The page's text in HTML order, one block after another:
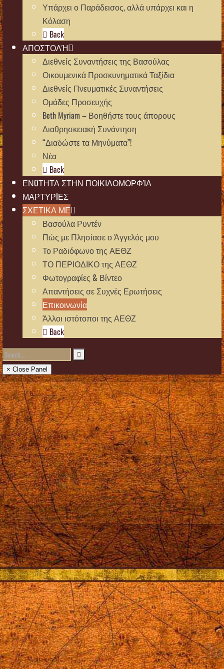
Υπάρχει ο Παράδεισος, αλλά υπάρχει και η
Κόλαση
Back
ΑΠΟΣΤΟΛΉ
Διεθνείς Συναντήσεις της Βασούλας
Οικουμενικά Προσκυνηματικά Ταξίδια
Διεθνείς Πνευματικές Συναντήσεις
Ομάδες Προσευχής
Beth Myriam – Βοηθήστε τους άπορους
Διαθρησκειακή Συνάντηση
“Διαδώστε τα Μηνύματα”!
Νέα
Back
ΕΝOΤΗΤΑ ΣΤΗΝ ΠΟΙΚΙΛΟΜΟΡΦΊΑ
ΜΑΡΤΥΡIΕΣ
ΣΧΕΤΙΚΑ ΜΕ
Βασούλα Ρυντέν
Πώς με Πλησίασε ο Άγγελός μου
Το Ραδιόφωνο της ΑΕΘΖ
ΤΟ ΠΕΡΙΟΔΙΚΟ της ΑΕΘΖ
Φωτογραφίες & Βίντεο
Απαντήσεις σε Συχνές Ερωτήσεις
Επικοινωνία
Άλλοι ιστότοποι της ΑΕΘΖ
Back
× Close Panel